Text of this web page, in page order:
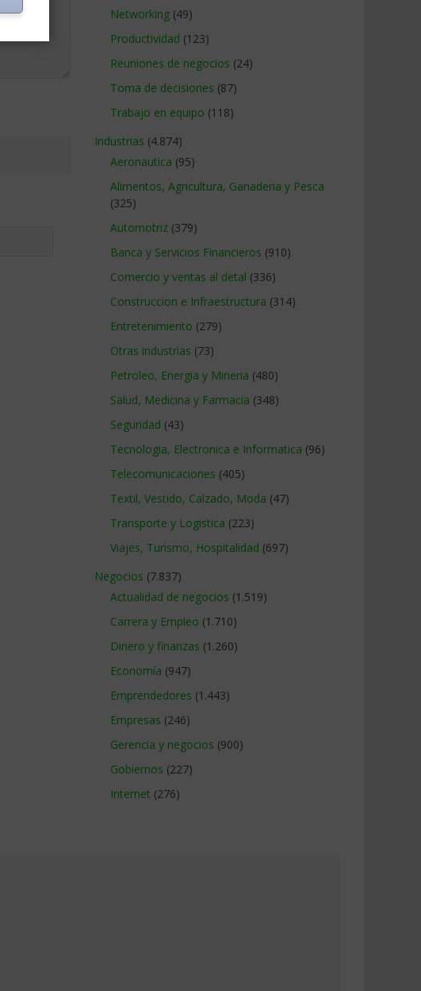
Networking (49)
Productividad (123)
Reuniones de negocios (24)
Toma de decisiones (87)
Trabajo en equipo (118)
Industrias (4.874)
Aeronautica (95)
Alimentos, Agricultura, Ganaderia y Pesca
(325)
Automotriz (379)
Banca y Servicios Financieros (910)
Comercio y ventas al detal (336)
Construccion e Infraestructura (314)
Entretenimiento (279)
Otras industrias (73)
Petroleo, Energia y Mineria (480)
Salud, Medicina y Farmacia (348)
Seguridad (43)
Tecnologia, Electronica e Informatica (96)
Telecomunicaciones (405)
Textil, Vestido, Calzado, Moda (47)
Transporte y Logistica (223)
Viajes, Turismo, Hospitalidad (697)
Negocios (7.837)
Actualidad de negocios (1.519)
Carrera y Empleo (1.710)
Dinero y finanzas (1.260)
Economía (947)
Emprendedores (1.443)
Empresas (246)
Gerencia y negocios (900)
Gobiernos (227)
Internet (276)